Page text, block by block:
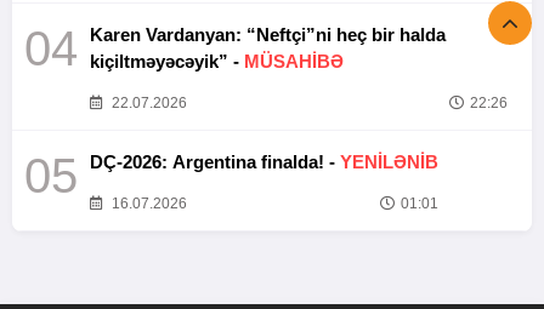
04
Karen Vardanyan: “Neftçi”ni heç bir halda
kiçiltməyəcəyik” - MÜSAHİBƏ
22.07.2026 22:26
05 DÇ-2026: Argentina finalda! - YENİLƏNİB
16.07.2026 01:01